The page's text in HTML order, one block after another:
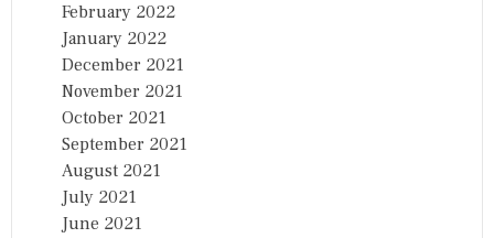
February 2022
January 2022
December 2021
November 2021
October 2021
September 2021
August 2021
July 2021
June 2021